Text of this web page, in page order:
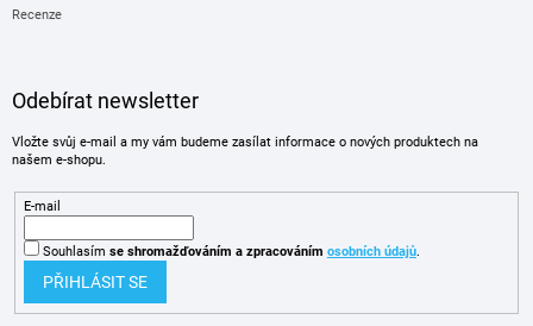
Recenze
Odebírat newsletter
Vložte svůj e-mail a my vám budeme zasílat informace o nových produktech na
našem e-shopu.
E-mail
Souhlasím se shromažďováním a zpracováním osobních údajů.
PŘIHLÁSIT SE